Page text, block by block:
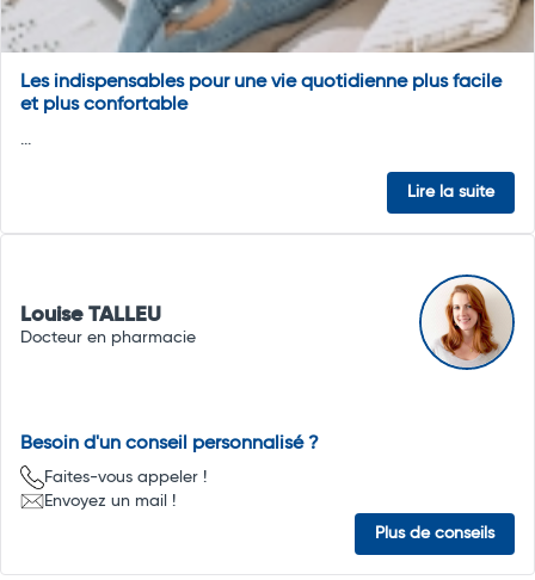
Les indispensables pour une vie quotidienne plus facile
et plus confortable
...
Lire la suite
Louise TALLEU
Docteur en pharmacie
Besoin d'un conseil personnalisé ?
Faites-vous appeler !
Envoyez un mail !
Plus de conseils